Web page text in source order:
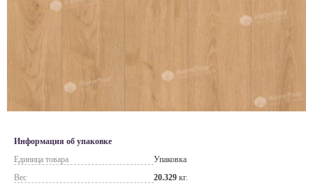
Информация об упаковке
Единица товара
Упаковка
Вес
20.329 кг.